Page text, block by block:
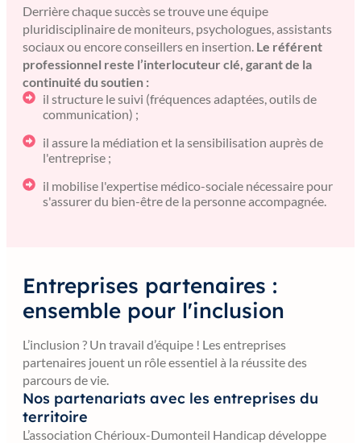
Derrière chaque succès se trouve une équipe
pluridisciplinaire de moniteurs, psychologues, assistants
sociaux ou encore conseillers en insertion. Le référent
professionnel reste l’interlocuteur clé, garant de la
continuité du soutien :
il structure le suivi (fréquences adaptées, outils de
communication) ;
il assure la médiation et la sensibilisation auprès de
l'entreprise ;
il mobilise l'expertise médico-sociale nécessaire pour
s'assurer du bien-être de la personne accompagnée.
Entreprises partenaires :
ensemble pour l'inclusion
L’inclusion ? Un travail d’équipe ! Les entreprises
partenaires jouent un rôle essentiel à la réussite des
parcours de vie.
Nos partenariats avec les entreprises du
territoire
L’association Chérioux-Dumonteil Handicap développe